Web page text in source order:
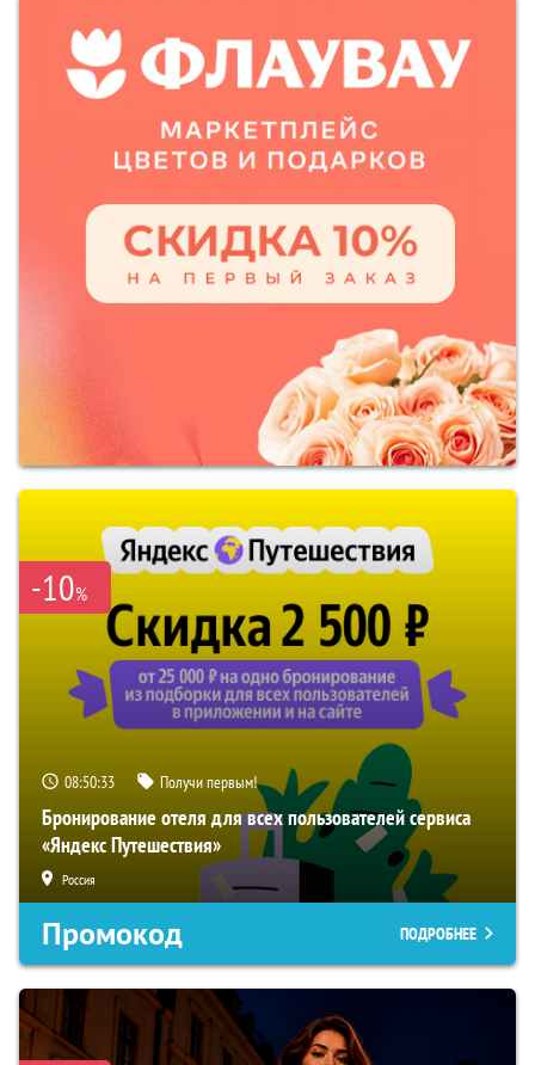
-10%
08:50:32 Получи первым!
Бронирование отеля для всех пользователей сервиса
«Яндекс Путешествия»
Россия
Промокод ПОДРОБНЕЕ